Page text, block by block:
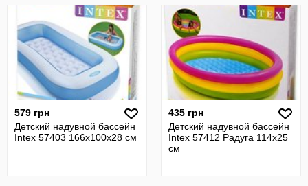
579 грн
Детский надувной бассейн
Intex 57403 166х100х28 см
435 грн
Детский надувной бассейн
Intex 57412 Радуга 114х25
см